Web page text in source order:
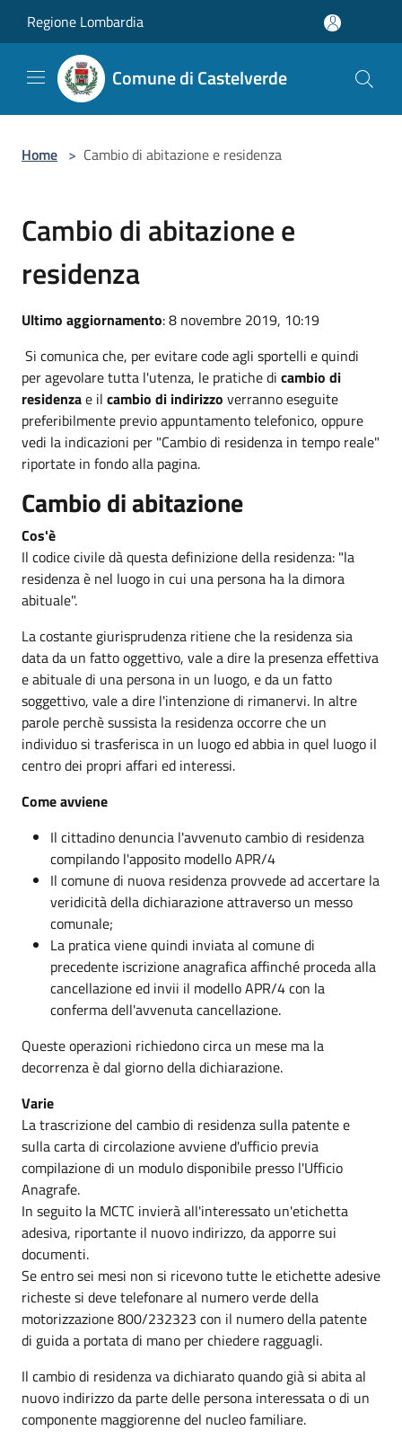
Regione Lombardia
Comune di Castelverde
Home > Cambio di abitazione e residenza
Cambio di abitazione e
residenza
Ultimo aggiornamento: 8 novembre 2019, 10:19
Si comunica che, per evitare code agli sportelli e quindi
per agevolare tutta l'utenza, le pratiche di cambio di
residenzae il cambio di indirizzo verranno eseguite
preferibilmente previo appuntamento telefonico, oppure
vedi la indicazioni per "Cambio di residenza in tempo reale"
riportate in fondo alla pagina.
Cambio di abitazione
Cos'è
Il codice civile dà questa definizione della residenza: "la
residenza è nel luogo in cui una persona ha la dimora
abituale".
La costante giurisprudenza ritiene che la residenza sia
data da un fatto oggettivo, vale a dire la presenza effettiva
e abituale di una persona in un luogo, e da un fatto
soggettivo, vale a dire l'intenzione di rimanervi. In altre
parole perchè sussista la residenza occorre che un
individuo si trasferisca in un luogo ed abbia in quel luogo il
centro dei propri affari ed interessi.
Come avviene
Il cittadino denuncia l'avvenuto cambio di residenza
compilando l'apposito modello APR/4
Il comune di nuova residenza provvede ad accertare la
veridicità della dichiarazione attraverso un messo
comunale;
La pratica viene quindi inviata al comune di
precedente iscrizione anagrafica affinché proceda alla
cancellazione ed invii il modello APR/4 con la
conferma dell'avvenuta cancellazione.
Queste operazioni richiedono circa un mese ma la
decorrenza è dal giorno della dichiarazione.
Varie
La trascrizione del cambio di residenza sulla patente e
sulla carta di circolazione avviene d'ufficio previa
compilazione di un modulo disponibile presso l'Ufficio
Anagrafe.
In seguito la MCTC invierà all'interessato un'etichetta
adesiva, riportante il nuovo indirizzo, da apporre sui
documenti.
Se entro sei mesi non si ricevono tutte le etichette adesive
richeste si deve telefonare al numero verde della
motorizzazione 800/232323 con il numero della patente
di guida a portata di mano per chiedere ragguagli.
Il cambio di residenza va dichiarato quando già si abita al
nuovo indirizzo da parte delle persona interessata o di un
componente maggiorenne del nucleo familiare.